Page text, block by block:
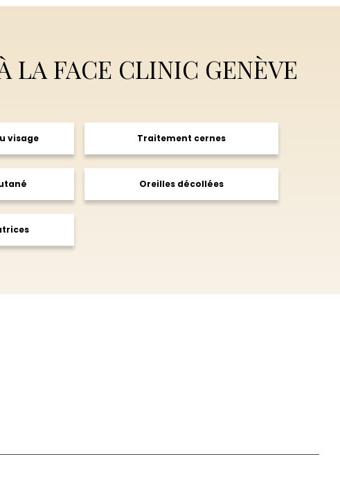
LA FACE CLINIC GENÈVE
visage Traitement cernes
Oreilles décollées